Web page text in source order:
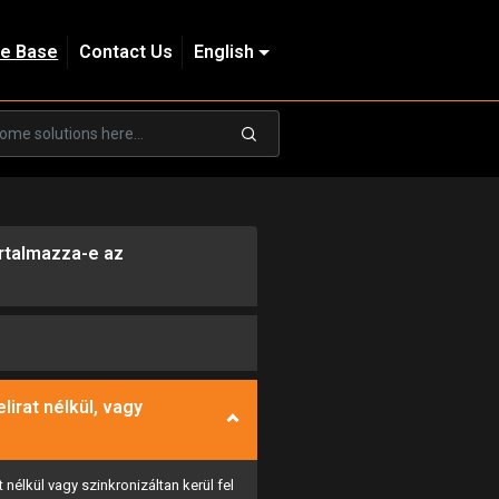
Base Contact Us English
e az
nélkül, vagy
vagy szinkronizáltan kerül fel